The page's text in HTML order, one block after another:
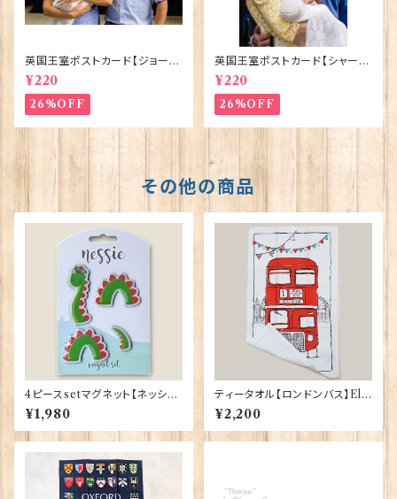
英国王室ポストカード【ジョージ
王子ご誕生】Pageantry Post
card 90183-JEF100
¥220
26%OFF
英国王室ポストカード【シャーロ
ット王女2】Pageantry Postca
rd 90183-JEF202
¥220
26%OFF
その他の商品
4ピースsetマグネット【ネッシ
ー】 Eurostick 90407-Nes
sie
¥1,980
ティータオル【ロンドンバス】Elg
ate Products 50001-S（702
71）
¥2,200